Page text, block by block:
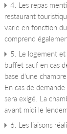
4. Les repas
restaurant
varie en fonction
comprend
5. Le logement
buffet sauf en cas
base d'une
En cas de
sera exigé. La
avant midi le
6. Les liaisons